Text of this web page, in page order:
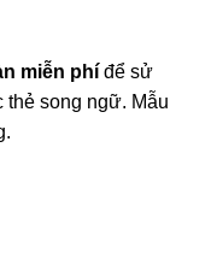
miễn phí để sử
thẻ song ngữ. Mẫu